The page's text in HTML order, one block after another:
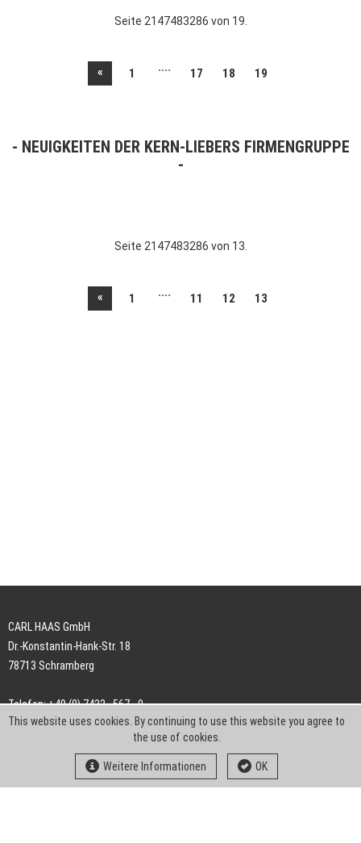
Seite 2147483286 von 19.
« 1 .... 17 18 19
NEUIGKEITEN DER KERN-LIEBERS FIRMENGRUPPE
Seite 2147483286 von 13.
« 1 .... 11 12 13
CARL HAAS GmbH
Dr.-Konstantin-Hank-Str. 18
78713 Schramberg
Telefon: +49 (0) 7422 . 567 - 0
Telefax: +49 (0) 7422 . 567 - 239
info-ch@kern-liebers.com
This website uses cookies. By continuing to use this website you agree to
the use of cookies.
Weitere Informationen OK